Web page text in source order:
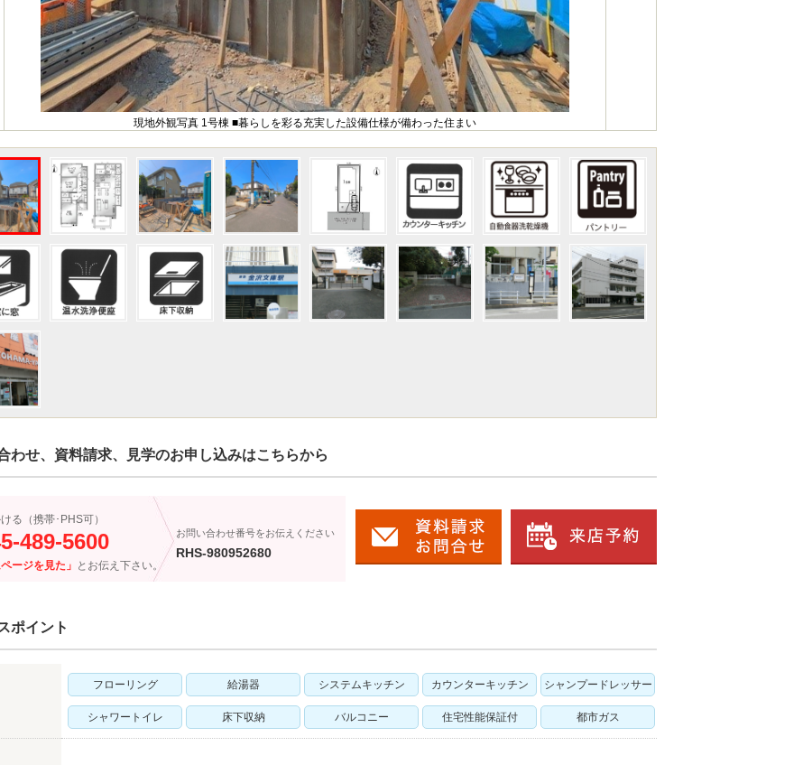
現地外観写真 1号棟 ■暮らしを彩る充実した設備仕様が備わった住まい
わせ、資料請求、見学のお申し込みはこちらから
る（携帯･PHS可）
489-5600
ページを見た」 とお伝え下さい。
お問い合わせ番号をお伝えください
RHS-980952680
ポイント
フローリング 給湯器 システムキッチン カウンターキッチン シャンプードレッサー
シャワートイレ 床下収納 バルコニー 住宅性能保証付 都市ガス